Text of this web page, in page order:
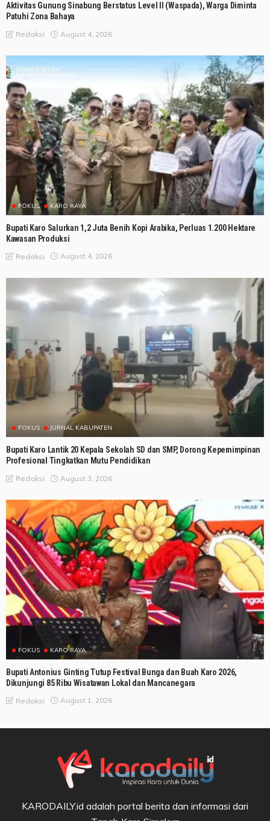
Aktivitas Gunung Sinabung Berstatus Level II (Waspada), Warga Diminta
Patuhi Zona Bahaya
Redaksi August 4, 2026
FOKUS KARO RAYA
Bupati Karo Salurkan 1,2 Juta Benih Kopi Arabika, Perluas 1.200 Hektare
Kawasan Produksi
Redaksi August 4, 2026
FOKUS JURNAL KABUPATEN
Bupati Karo Lantik 20 Kepala Sekolah SD dan SMP, Dorong Kepemimpinan
Profesional Tingkatkan Mutu Pendidikan
Redaksi August 3, 2026
FOKUS KARO RAYA
Bupati Antonius Ginting Tutup Festival Bunga dan Buah Karo 2026,
Dikunjungi 85 Ribu Wisatawan Lokal dan Mancanegara
Redaksi August 1, 2026
KARODAILY.id adalah portal berita dan informasi dari